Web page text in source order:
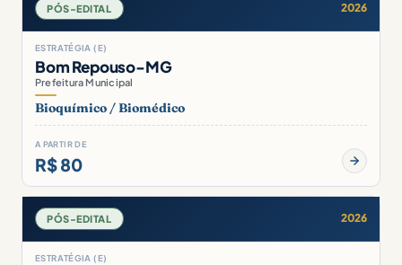
PÓS-EDITAL 2026
ESTRATÉGIA (E)
Bom Repouso-MG
Prefeitura Municipal
Bioquímico / Biomédico
A PARTIR DE
R$ 80
PÓS-EDITAL 2026
ESTRATÉGIA (E)